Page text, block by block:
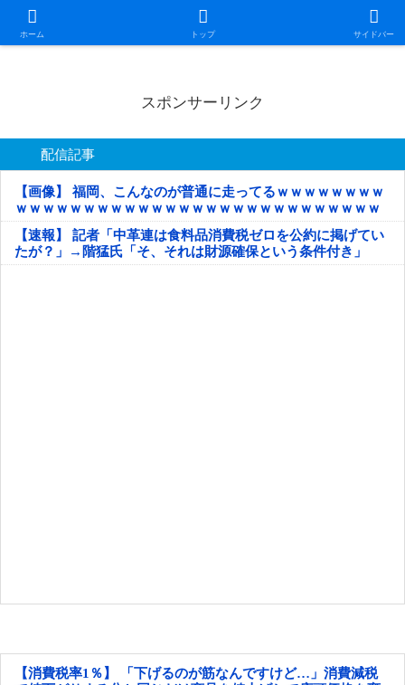
ホーム トップ サイドバー
日本第一！ニュース録
スポンサーリンク
配信記事
【画像】 福岡、こんなのが普通に走ってるｗｗｗｗｗｗｗｗ
ｗｗｗｗｗｗｗｗｗｗｗｗｗｗｗｗｗｗｗｗｗｗｗｗｗｗｗ
ｗｗｗｗｗ
【速報】 記者「中革連は食料品消費税ゼロを公約に掲げてい
たが？」→階猛氏「そ、それは財源確保という条件付き」
【消費税率1％】 「下げるのが筋なんですけど…」消費減税